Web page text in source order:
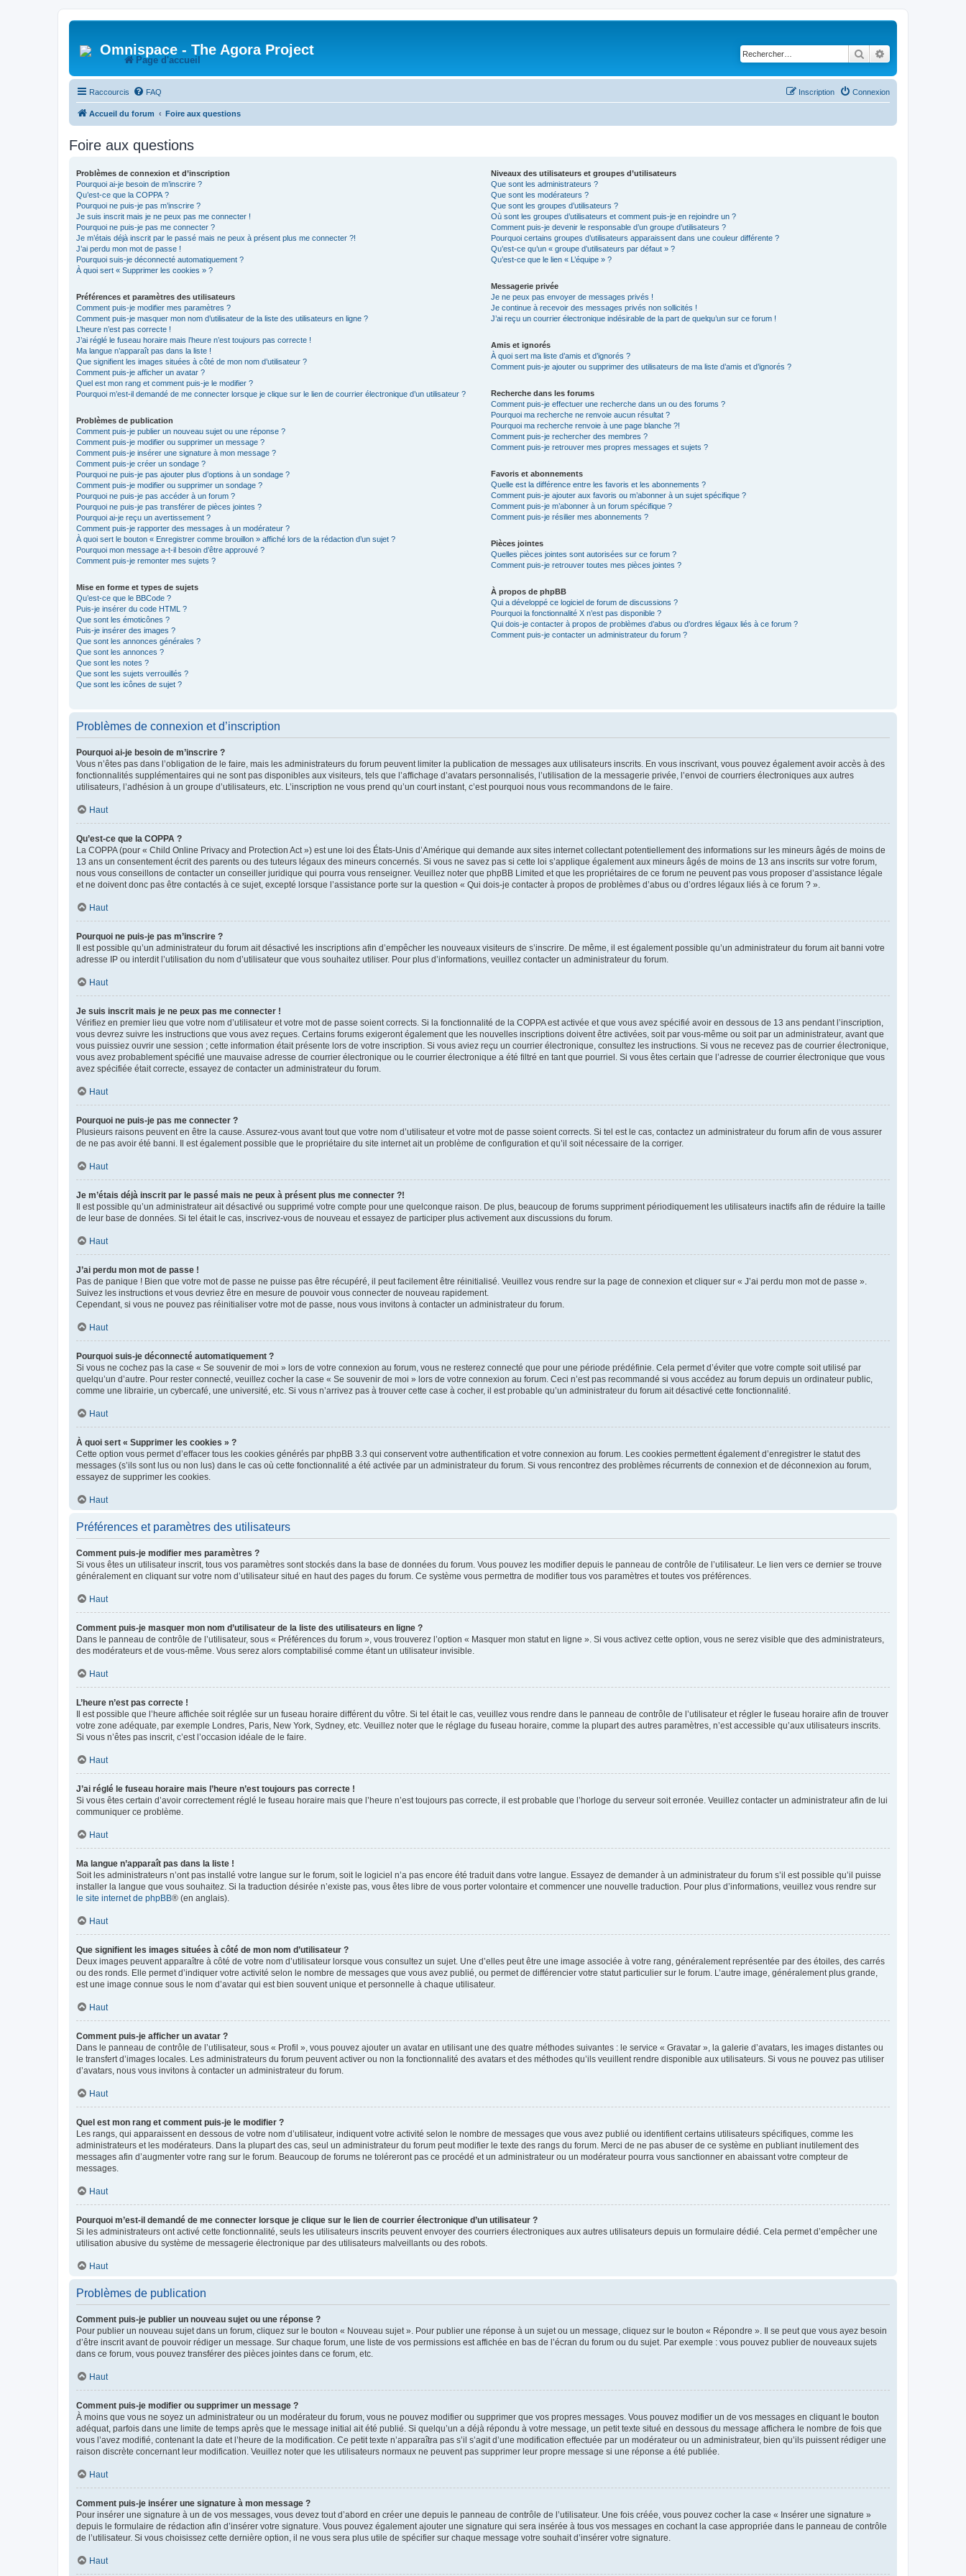
Omnispace - The Agora Project
Page d'accueil
Rechercher
Raccourcis FAQ Connexion
Inscription
Accueil du forum Foire aux questions
Foire aux questions
Problèmes de connexion et d’inscription
Pourquoi ai-je besoin de m’inscrire ?
Qu’est-ce que la COPPA ?
Pourquoi ne puis-je pas m’inscrire ?
Je suis inscrit mais je ne peux pas me connecter !
Pourquoi ne puis-je pas me connecter ?
Je m’étais déjà inscrit par le passé mais ne peux à présent plus me connecter ?!
J’ai perdu mon mot de passe !
Pourquoi suis-je déconnecté automatiquement ?
À quoi sert « Supprimer les cookies » ?
Préférences et paramètres des utilisateurs
Comment puis-je modifier mes paramètres ?
Comment puis-je masquer mon nom d’utilisateur de la liste des utilisateurs en ligne ?
L’heure n’est pas correcte !
J’ai réglé le fuseau horaire mais l’heure n’est toujours pas correcte !
Ma langue n’apparaît pas dans la liste !
Que signifient les images situées à côté de mon nom d’utilisateur ?
Comment puis-je afficher un avatar ?
Quel est mon rang et comment puis-je le modifier ?
Pourquoi m’est-il demandé de me connecter lorsque je clique sur le lien de courrier électronique d’un utilisateur ?
Problèmes de publication
Comment puis-je publier un nouveau sujet ou une réponse ?
Comment puis-je modifier ou supprimer un message ?
Comment puis-je insérer une signature à mon message ?
Comment puis-je créer un sondage ?
Pourquoi ne puis-je pas ajouter plus d’options à un sondage ?
Comment puis-je modifier ou supprimer un sondage ?
Pourquoi ne puis-je pas accéder à un forum ?
Pourquoi ne puis-je pas transférer de pièces jointes ?
Pourquoi ai-je reçu un avertissement ?
Comment puis-je rapporter des messages à un modérateur ?
À quoi sert le bouton « Enregistrer comme brouillon » affiché lors de la rédaction d’un sujet ?
Pourquoi mon message a-t-il besoin d’être approuvé ?
Comment puis-je remonter mes sujets ?
Mise en forme et types de sujets
Qu’est-ce que le BBCode ?
Puis-je insérer du code HTML ?
Que sont les émoticônes ?
Puis-je insérer des images ?
Que sont les annonces générales ?
Que sont les annonces ?
Que sont les notes ?
Que sont les sujets verrouillés ?
Que sont les icônes de sujet ?
Niveaux des utilisateurs et groupes d’utilisateurs
Que sont les administrateurs ?
Que sont les modérateurs ?
Que sont les groupes d’utilisateurs ?
Où sont les groupes d’utilisateurs et comment puis-je en rejoindre un ?
Comment puis-je devenir le responsable d’un groupe d’utilisateurs ?
Pourquoi certains groupes d’utilisateurs apparaissent dans une couleur différente ?
Qu’est-ce qu’un « groupe d’utilisateurs par défaut » ?
Qu’est-ce que le lien « L’équipe » ?
Messagerie privée
Je ne peux pas envoyer de messages privés !
Je continue à recevoir des messages privés non sollicités !
J’ai reçu un courrier électronique indésirable de la part de quelqu’un sur ce forum !
Amis et ignorés
À quoi sert ma liste d’amis et d’ignorés ?
Comment puis-je ajouter ou supprimer des utilisateurs de ma liste d’amis et d’ignorés ?
Recherche dans les forums
Comment puis-je effectuer une recherche dans un ou des forums ?
Pourquoi ma recherche ne renvoie aucun résultat ?
Pourquoi ma recherche renvoie à une page blanche ?!
Comment puis-je rechercher des membres ?
Comment puis-je retrouver mes propres messages et sujets ?
Favoris et abonnements
Quelle est la différence entre les favoris et les abonnements ?
Comment puis-je ajouter aux favoris ou m’abonner à un sujet spécifique ?
Comment puis-je m’abonner à un forum spécifique ?
Comment puis-je résilier mes abonnements ?
Pièces jointes
Quelles pièces jointes sont autorisées sur ce forum ?
Comment puis-je retrouver toutes mes pièces jointes ?
À propos de phpBB
Qui a développé ce logiciel de forum de discussions ?
Pourquoi la fonctionnalité X n’est pas disponible ?
Qui dois-je contacter à propos de problèmes d’abus ou d’ordres légaux liés à ce forum ?
Comment puis-je contacter un administrateur du forum ?
Problèmes de connexion et d’inscription
Pourquoi ai-je besoin de m’inscrire ?
Vous n’êtes pas dans l’obligation de le faire, mais les administrateurs du forum peuvent limiter la publication de messages aux utilisateurs inscrits. En vous inscrivant, vous pouvez également avoir accès à des
fonctionnalités supplémentaires qui ne sont pas disponibles aux visiteurs, tels que l’affichage d’avatars personnalisés, l’utilisation de la messagerie privée, l’envoi de courriers électroniques aux autres
utilisateurs, l’adhésion à un groupe d’utilisateurs, etc. L’inscription ne vous prend qu’un court instant, c’est pourquoi nous vous recommandons de le faire.
Haut
Qu’est-ce que la COPPA ?
La COPPA (pour « Child Online Privacy and Protection Act ») est une loi des États-Unis d’Amérique qui demande aux sites internet collectant potentiellement des informations sur les mineurs âgés de moins de
13 ans un consentement écrit des parents ou des tuteurs légaux des mineurs concernés. Si vous ne savez pas si cette loi s’applique également aux mineurs âgés de moins de 13 ans inscrits sur votre forum,
nous vous conseillons de contacter un conseiller juridique qui pourra vous renseigner. Veuillez noter que phpBB Limited et que les propriétaires de ce forum ne peuvent pas vous proposer d’assistance légale
et ne doivent donc pas être contactés à ce sujet, excepté lorsque l’assistance porte sur la question « Qui dois-je contacter à propos de problèmes d’abus ou d’ordres légaux liés à ce forum ? ».
Haut
Pourquoi ne puis-je pas m’inscrire ?
Il est possible qu’un administrateur du forum ait désactivé les inscriptions afin d’empêcher les nouveaux visiteurs de s’inscrire. De même, il est également possible qu’un administrateur du forum ait banni votre
adresse IP ou interdit l’utilisation du nom d’utilisateur que vous souhaitez utiliser. Pour plus d’informations, veuillez contacter un administrateur du forum.
Haut
Je suis inscrit mais je ne peux pas me connecter !
Vérifiez en premier lieu que votre nom d’utilisateur et votre mot de passe soient corrects. Si la fonctionnalité de la COPPA est activée et que vous avez spécifié avoir en dessous de 13 ans pendant l’inscription,
vous devrez suivre les instructions que vous avez reçues. Certains forums exigeront également que les nouvelles inscriptions doivent être activées, soit par vous-même ou soit par un administrateur, avant que
vous puissiez ouvrir une session ; cette information était présente lors de votre inscription. Si vous aviez reçu un courrier électronique, consultez les instructions. Si vous ne recevez pas de courrier électronique,
vous avez probablement spécifié une mauvaise adresse de courrier électronique ou le courrier électronique a été filtré en tant que pourriel. Si vous êtes certain que l’adresse de courrier électronique que vous
avez spécifiée était correcte, essayez de contacter un administrateur du forum.
Haut
Pourquoi ne puis-je pas me connecter ?
Plusieurs raisons peuvent en être la cause. Assurez-vous avant tout que votre nom d’utilisateur et votre mot de passe soient corrects. Si tel est le cas, contactez un administrateur du forum afin de vous assurer
de ne pas avoir été banni. Il est également possible que le propriétaire du site internet ait un problème de configuration et qu’il soit nécessaire de la corriger.
Haut
Je m’étais déjà inscrit par le passé mais ne peux à présent plus me connecter ?!
Il est possible qu’un administrateur ait désactivé ou supprimé votre compte pour une quelconque raison. De plus, beaucoup de forums suppriment périodiquement les utilisateurs inactifs afin de réduire la taille
de leur base de données. Si tel était le cas, inscrivez-vous de nouveau et essayez de participer plus activement aux discussions du forum.
Haut
J’ai perdu mon mot de passe !
Pas de panique ! Bien que votre mot de passe ne puisse pas être récupéré, il peut facilement être réinitialisé. Veuillez vous rendre sur la page de connexion et cliquer sur « J’ai perdu mon mot de passe ».
Suivez les instructions et vous devriez être en mesure de pouvoir vous connecter de nouveau rapidement.
Cependant, si vous ne pouvez pas réinitialiser votre mot de passe, nous vous invitons à contacter un administrateur du forum.
Haut
Pourquoi suis-je déconnecté automatiquement ?
Si vous ne cochez pas la case « Se souvenir de moi » lors de votre connexion au forum, vous ne resterez connecté que pour une période prédéfinie. Cela permet d’éviter que votre compte soit utilisé par
quelqu’un d’autre. Pour rester connecté, veuillez cocher la case « Se souvenir de moi » lors de votre connexion au forum. Ceci n’est pas recommandé si vous accédez au forum depuis un ordinateur public,
comme une librairie, un cybercafé, une université, etc. Si vous n’arrivez pas à trouver cette case à cocher, il est probable qu’un administrateur du forum ait désactivé cette fonctionnalité.
Haut
À quoi sert « Supprimer les cookies » ?
Cette option vous permet d’effacer tous les cookies générés par phpBB 3.3 qui conservent votre authentification et votre connexion au forum. Les cookies permettent également d’enregistrer le statut des
messages (s’ils sont lus ou non lus) dans le cas où cette fonctionnalité a été activée par un administrateur du forum. Si vous rencontrez des problèmes récurrents de connexion et de déconnexion au forum,
essayez de supprimer les cookies.
Haut
Préférences et paramètres des utilisateurs
Comment puis-je modifier mes paramètres ?
Si vous êtes un utilisateur inscrit, tous vos paramètres sont stockés dans la base de données du forum. Vous pouvez les modifier depuis le panneau de contrôle de l’utilisateur. Le lien vers ce dernier se trouve
généralement en cliquant sur votre nom d’utilisateur situé en haut des pages du forum. Ce système vous permettra de modifier tous vos paramètres et toutes vos préférences.
Haut
Comment puis-je masquer mon nom d’utilisateur de la liste des utilisateurs en ligne ?
Dans le panneau de contrôle de l’utilisateur, sous « Préférences du forum », vous trouverez l’option « Masquer mon statut en ligne ». Si vous activez cette option, vous ne serez visible que des administrateurs,
des modérateurs et de vous-même. Vous serez alors comptabilisé comme étant un utilisateur invisible.
Haut
L’heure n’est pas correcte !
Il est possible que l’heure affichée soit réglée sur un fuseau horaire différent du vôtre. Si tel était le cas, veuillez vous rendre dans le panneau de contrôle de l’utilisateur et régler le fuseau horaire afin de trouver
votre zone adéquate, par exemple Londres, Paris, New York, Sydney, etc. Veuillez noter que le réglage du fuseau horaire, comme la plupart des autres paramètres, n’est accessible qu’aux utilisateurs inscrits.
Si vous n’êtes pas inscrit, c’est l’occasion idéale de le faire.
Haut
J’ai réglé le fuseau horaire mais l’heure n’est toujours pas correcte !
Si vous êtes certain d’avoir correctement réglé le fuseau horaire mais que l’heure n’est toujours pas correcte, il est probable que l’horloge du serveur soit erronée. Veuillez contacter un administrateur afin de lui
communiquer ce problème.
Haut
Ma langue n’apparaît pas dans la liste !
Soit les administrateurs n’ont pas installé votre langue sur le forum, soit le logiciel n’a pas encore été traduit dans votre langue. Essayez de demander à un administrateur du forum s’il est possible qu’il puisse
installer la langue que vous souhaitez. Si la traduction désirée n’existe pas, vous êtes libre de vous porter volontaire et commencer une nouvelle traduction. Pour plus d’informations, veuillez vous rendre sur
le site internet de phpBB® (en anglais).
Haut
Que signifient les images situées à côté de mon nom d’utilisateur ?
Deux images peuvent apparaître à côté de votre nom d’utilisateur lorsque vous consultez un sujet. Une d’elles peut être une image associée à votre rang, généralement représentée par des étoiles, des carrés
ou des ronds. Elle permet d’indiquer votre activité selon le nombre de messages que vous avez publié, ou permet de différencier votre statut particulier sur le forum. L’autre image, généralement plus grande,
est une image connue sous le nom d’avatar qui est bien souvent unique et personnelle à chaque utilisateur.
Haut
Comment puis-je afficher un avatar ?
Dans le panneau de contrôle de l’utilisateur, sous « Profil », vous pouvez ajouter un avatar en utilisant une des quatre méthodes suivantes : le service « Gravatar », la galerie d’avatars, les images distantes ou
le transfert d’images locales. Les administrateurs du forum peuvent activer ou non la fonctionnalité des avatars et des méthodes qu’ils veuillent rendre disponible aux utilisateurs. Si vous ne pouvez pas utiliser
d’avatars, nous vous invitons à contacter un administrateur du forum.
Haut
Quel est mon rang et comment puis-je le modifier ?
Les rangs, qui apparaissent en dessous de votre nom d’utilisateur, indiquent votre activité selon le nombre de messages que vous avez publié ou identifient certains utilisateurs spécifiques, comme les
administrateurs et les modérateurs. Dans la plupart des cas, seul un administrateur du forum peut modifier le texte des rangs du forum. Merci de ne pas abuser de ce système en publiant inutilement des
messages afin d’augmenter votre rang sur le forum. Beaucoup de forums ne toléreront pas ce procédé et un administrateur ou un modérateur pourra vous sanctionner en abaissant votre compteur de
messages.
Haut
Pourquoi m’est-il demandé de me connecter lorsque je clique sur le lien de courrier électronique d’un utilisateur ?
Si les administrateurs ont activé cette fonctionnalité, seuls les utilisateurs inscrits peuvent envoyer des courriers électroniques aux autres utilisateurs depuis un formulaire dédié. Cela permet d’empêcher une
utilisation abusive du système de messagerie électronique par des utilisateurs malveillants ou des robots.
Haut
Problèmes de publication
Comment puis-je publier un nouveau sujet ou une réponse ?
Pour publier un nouveau sujet dans un forum, cliquez sur le bouton « Nouveau sujet ». Pour publier une réponse à un sujet ou un message, cliquez sur le bouton « Répondre ». Il se peut que vous ayez besoin
d’être inscrit avant de pouvoir rédiger un message. Sur chaque forum, une liste de vos permissions est affichée en bas de l’écran du forum ou du sujet. Par exemple : vous pouvez publier de nouveaux sujets
dans ce forum, vous pouvez transférer des pièces jointes dans ce forum, etc.
Haut
Comment puis-je modifier ou supprimer un message ?
À moins que vous ne soyez un administrateur ou un modérateur du forum, vous ne pouvez modifier ou supprimer que vos propres messages. Vous pouvez modifier un de vos messages en cliquant le bouton
adéquat, parfois dans une limite de temps après que le message initial ait été publié. Si quelqu’un a déjà répondu à votre message, un petit texte situé en dessous du message affichera le nombre de fois que
vous l’avez modifié, contenant la date et l’heure de la modification. Ce petit texte n’apparaîtra pas s’il s’agit d’une modification effectuée par un modérateur ou un administrateur, bien qu’ils puissent rédiger une
raison discrète concernant leur modification. Veuillez noter que les utilisateurs normaux ne peuvent pas supprimer leur propre message si une réponse a été publiée.
Haut
Comment puis-je insérer une signature à mon message ?
Pour insérer une signature à un de vos messages, vous devez tout d’abord en créer une depuis le panneau de contrôle de l’utilisateur. Une fois créée, vous pouvez cocher la case « Insérer une signature »
depuis le formulaire de rédaction afin d’insérer votre signature. Vous pouvez également ajouter une signature qui sera insérée à tous vos messages en cochant la case appropriée dans le panneau de contrôle
de l’utilisateur. Si vous choisissez cette dernière option, il ne vous sera plus utile de spécifier sur chaque message votre souhait d’insérer votre signature.
Haut